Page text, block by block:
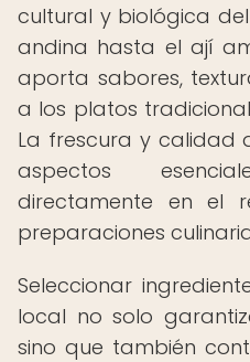
cultural y biológica
andina hasta el ají
aporta sabores,
a los platos
La frescura y calidad
aspectos
directamente en el
preparaciones
Seleccionar
local no solo
sino que también